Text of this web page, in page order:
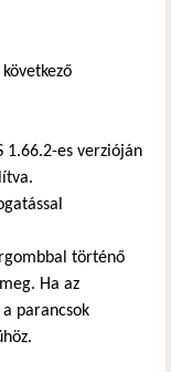
1.66.2-es verzióján
történő
Ha az
parancsok